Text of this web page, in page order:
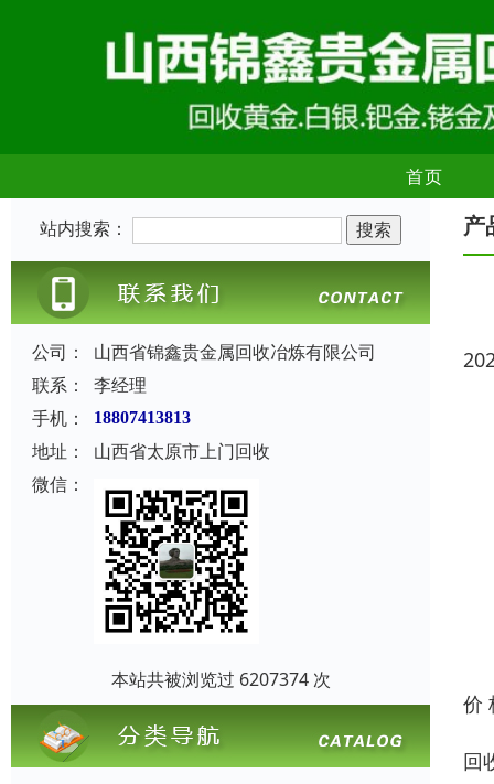
首页
站内搜索：
公司：
山西省锦鑫贵金属回收冶炼有限公司
联系：
李经理
手机：
18807413813
地址：
山西省太原市上门回收
微信：
本站共被浏览过 6207374 次
产
价
回